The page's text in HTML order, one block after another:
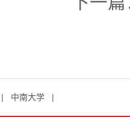
| 中南大学 |